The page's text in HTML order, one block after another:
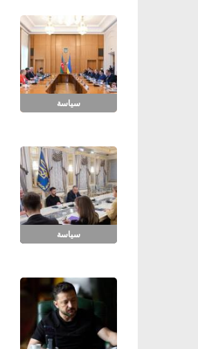
سياسة
سياسة